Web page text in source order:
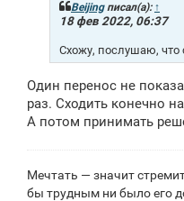
Beijingписал(а): ↑
18 фев 2022, 06:37
Схожу, послушаю, что
Один перенос не
раз. Сходить конечно
А потом принимать
Мечтать — значит
бы трудным ни было его